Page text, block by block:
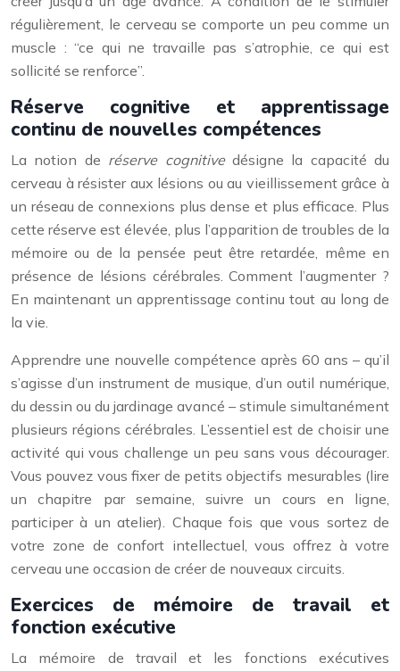
régulièrement, le cerveau se comporte un peu comme un
muscle : “ce qui ne travaille pas s’atrophie, ce qui est
sollicité se renforce”.
Réserve cognitive et apprentissage
continu de nouvelles compétences
La notion de réserve cognitivedésigne la capacité du
cerveau à résister aux lésions ou au vieillissement grâce à
un réseau de connexions plus dense et plus efficace. Plus
cette réserve est élevée, plus l’apparition de troubles de la
mémoire ou de la pensée peut être retardée, même en
présence de lésions cérébrales. Comment l’augmenter ?
En maintenant un apprentissage continu tout au long de
la vie.
Apprendre une nouvelle compétence après 60 ans – qu’il
s’agisse d’un instrument de musique, d’un outil numérique,
du dessin ou du jardinage avancé – stimule simultanément
plusieurs régions cérébrales. L’essentiel est de choisir une
activité qui vous challenge un peu sans vous décourager.
Vous pouvez vous fixer de petits objectifs mesurables (lire
un chapitre par semaine, suivre un cours en ligne,
participer à un atelier). Chaque fois que vous sortez de
votre zone de confort intellectuel, vous offrez à votre
cerveau une occasion de créer de nouveaux circuits.
Exercices de mémoire de travail et
fonction exécutive
La mémoire de travail et les fonctions exécutives